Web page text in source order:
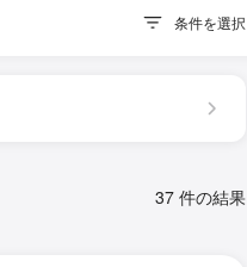
条件を選択
37 件の結果